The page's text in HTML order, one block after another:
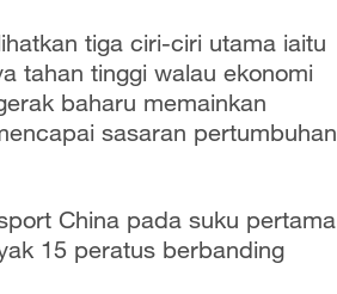
tiga ciri-ciri utama iaitu
tahan tinggi walau ekonomi
baharu memainkan
sasaran pertumbuhan
China pada suku pertama
15 peratus berbanding